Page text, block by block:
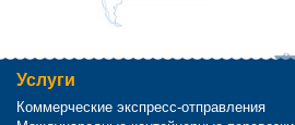
Услуги
Коммерческие экспресс-отправления